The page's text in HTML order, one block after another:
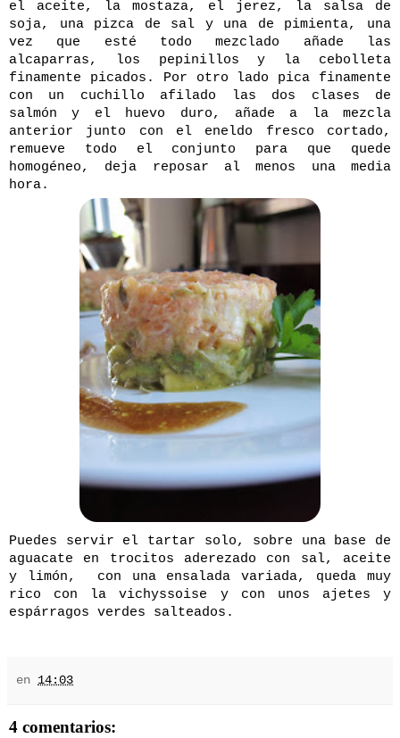
el aceite, la mostaza, el jerez, la salsa de
soja, una pizca de sal y una de pimienta, una
vez que esté todo mezclado añade las
alcaparras, los pepinillos y la cebolleta
finamente picados. Por otro lado pica finamente
con un cuchillo afilado las dos clases de
salmón y el huevo duro, añade a la mezcla
anterior junto con el eneldo fresco cortado,
remueve todo el conjunto para que quede
homogéneo, deja reposar al menos una media
hora.
Puedes servir el tartar solo, sobre una base de
aguacate en trocitos aderezado con sal, aceite
y limón, con una ensalada variada, queda muy
rico con la vichyssoise y con unos ajetes y
espárragos verdes salteados.
en 14:03
4 comentarios: